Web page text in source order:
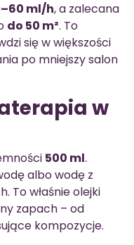
ml/h, a zalecana
do 50 m². To
się w większości
po mniejszy salon
w
500 ml.
albo wodę z
To właśnie olejki
zapach – od
kompozycje.